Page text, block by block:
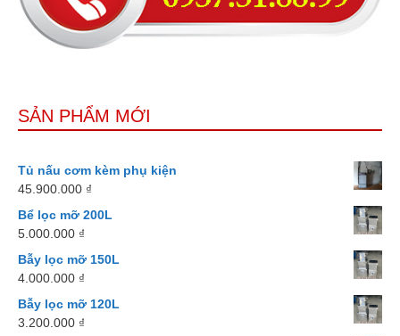
SẢN PHẨM MỚI
Tủ nấu cơm kèm phụ kiện
45.900.000 ₫
Bể lọc mỡ 200L
5.000.000 ₫
Bẫy lọc mỡ 150L
4.000.000 ₫
Bẫy lọc mỡ 120L
3.200.000 ₫